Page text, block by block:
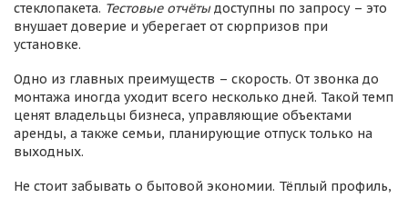
стеклопакета. Тестовые отчётыдоступны по запросу – это
внушает доверие и уберегает от сюрпризов при
установке.
Одно из главных преимуществ – скорость. От звонка до
монтажа иногда уходит всего несколько дней. Такой темп
ценят владельцы бизнеса, управляющие объектами
аренды, а также семьи, планирующие отпуск только на
выходных.
Не стоит забывать о бытовой экономии. Тёплый профиль,